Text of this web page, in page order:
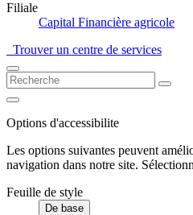
Filiale
Capital Financière agricole
Trouver un centre de services
Options d'accessibilite
Les options suivantes peuvent
navigation dans notre site.
Feuille de style
De base